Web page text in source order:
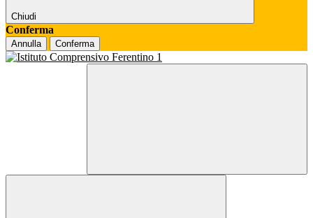
Chiudi
Conferma
Annulla Conferma